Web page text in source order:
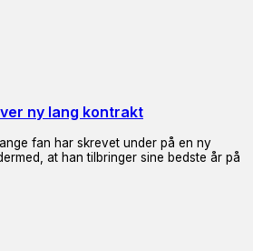
ny lang kontrakt
fan har skrevet under på en ny
at han tilbringer sine bedste år på